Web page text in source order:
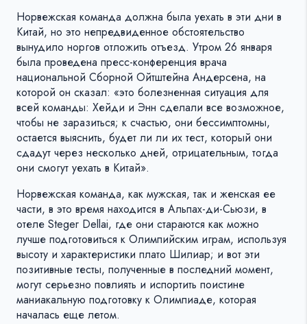
Норвежская команда должна была уехать в эти дни в
Китай, но это непредвиденное обстоятельство
вынудило норгов отложить отъезд. Утром 26 января
была проведена пресс-конференция врача
национальной Сборной Ойтштейна Андерсена, на
которой он сказал: «это болезненная ситуация для
всей команды: Хейди и Энн сделали все возможное,
чтобы не заразиться; к счастью, они бессимптомны,
остается выяснить, будет ли ли их тест, который они
сдадут через несколько дней, отрицательным, тогда
они смогут уехать в Китай».
Норвежская команда, как мужская, так и женская ее
части, в это время находится в Альпах-ди-Сьюзи, в
отеле Steger Dellai, где они стараются как можно
лучше подготовиться к Олимпийским играм, используя
высоту и характеристики плато Шилиар; и вот эти
позитивные тесты, полученные в последний момент,
могут серьезно повлиять и испортить поистине
маниакальную подготовку к Олимпиаде, которая
началась еще летом.